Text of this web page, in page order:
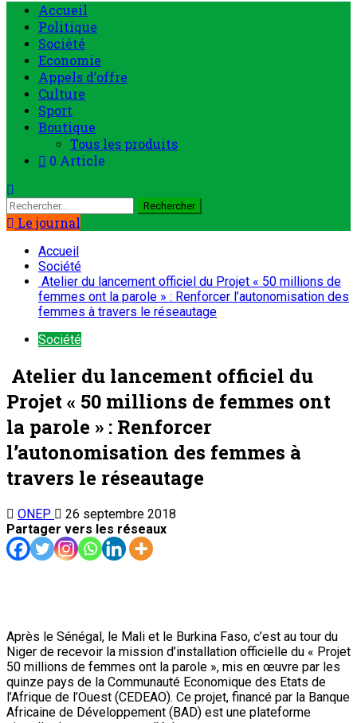
Accueil
Politique
Société
Economie
Appels d’offre
Culture
Sport
Boutique
Tous les produits
0 Article
Le journal
Accueil
Société
Atelier du lancement officiel du Projet « 50 millions de
femmes ont la parole » : Renforcer l’autonomisation des
femmes à travers le réseautage
Société
Atelier du lancement officiel du
Projet « 50 millions de femmes ont
la parole » : Renforcer
l’autonomisation des femmes à
travers le réseautage
ONEP
26 septembre 2018
Partager vers les réseaux
Après le Sénégal, le Mali et le Burkina Faso, c’est au tour du
Niger de recevoir la mission d’installation officielle du « Projet
50 millions de femmes ont la parole », mis en œuvre par les
quinze pays de la Communauté Economique des Etats de
l’Afrique de l’Ouest (CEDEAO). Ce projet, financé par la Banque
Africaine de Développement (BAD) est une plateforme